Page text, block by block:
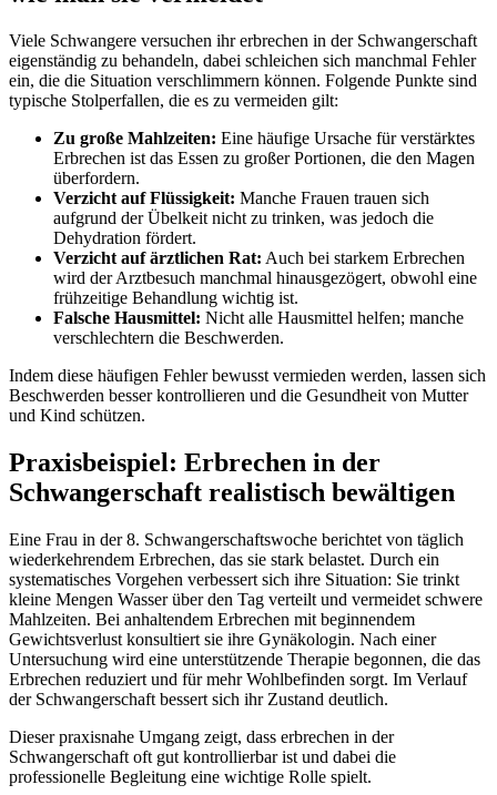
Viele Schwangere versuchen ihr erbrechen in der Schwangerschaft
eigenständig zu behandeln, dabei schleichen sich manchmal Fehler
ein, die die Situation verschlimmern können. Folgende Punkte sind
typische Stolperfallen, die es zu vermeiden gilt:
Zu große Mahlzeiten: Eine häufige Ursache für verstärktes
Erbrechen ist das Essen zu großer Portionen, die den Magen
überfordern.
Verzicht auf Flüssigkeit: Manche Frauen trauen sich
aufgrund der Übelkeit nicht zu trinken, was jedoch die
Dehydration fördert.
Verzicht auf ärztlichen Rat: Auch bei starkem Erbrechen
wird der Arztbesuch manchmal hinausgezögert, obwohl eine
frühzeitige Behandlung wichtig ist.
Falsche Hausmittel: Nicht alle Hausmittel helfen; manche
verschlechtern die Beschwerden.
Indem diese häufigen Fehler bewusst vermieden werden, lassen sich
Beschwerden besser kontrollieren und die Gesundheit von Mutter
und Kind schützen.
Praxisbeispiel: Erbrechen in der
Schwangerschaft realistisch bewältigen
Eine Frau in der 8. Schwangerschaftswoche berichtet von täglich
wiederkehrendem Erbrechen, das sie stark belastet. Durch ein
systematisches Vorgehen verbessert sich ihre Situation: Sie trinkt
kleine Mengen Wasser über den Tag verteilt und vermeidet schwere
Mahlzeiten. Bei anhaltendem Erbrechen mit beginnendem
Gewichtsverlust konsultiert sie ihre Gynäkologin. Nach einer
Untersuchung wird eine unterstützende Therapie begonnen, die das
Erbrechen reduziert und für mehr Wohlbefinden sorgt. Im Verlauf
der Schwangerschaft bessert sich ihr Zustand deutlich.
Dieser praxisnahe Umgang zeigt, dass erbrechen in der
Schwangerschaft oft gut kontrollierbar ist und dabei die
professionelle Begleitung eine wichtige Rolle spielt.